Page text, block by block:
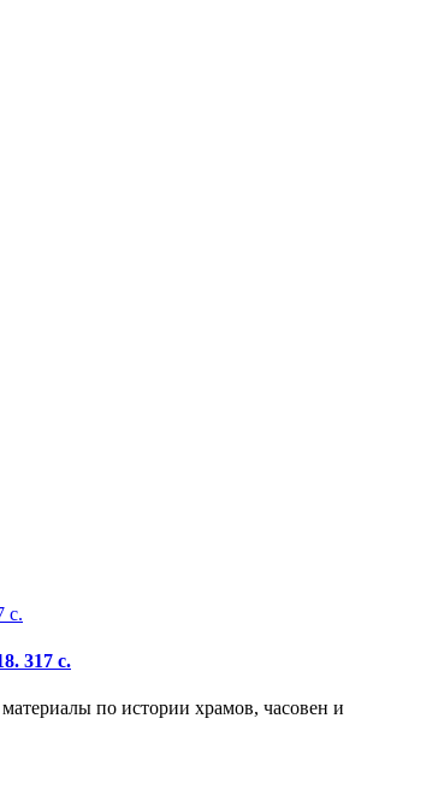
317 с.
по истории храмов, часовен и